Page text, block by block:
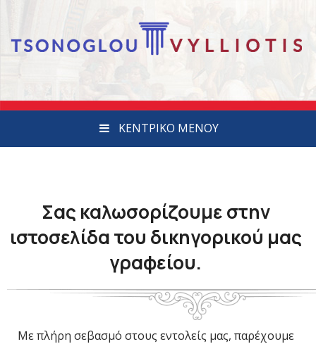
ΚΕΝΤΡΙΚΟ ΜΕΝΟΥ
Σας καλωσορίζουμε στην
ιστοσελίδα του δικηγορικού μας
γραφείου.
Με πλήρη σεβασμό στους εντολείς μας, παρέχουμε